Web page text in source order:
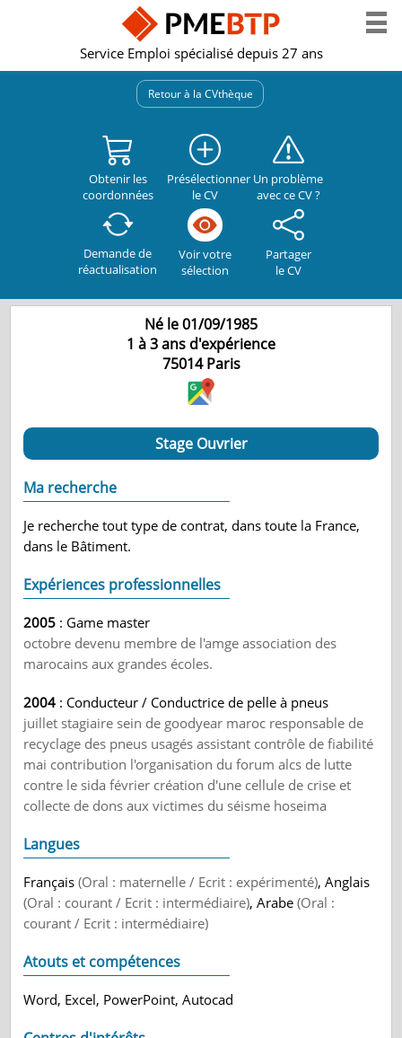
Service Emploi spécialisé depuis 27 ans
Retour à la CVthèque
Obtenir les
coordonnées
Présélectionner
le CV
Un problème
avec ce CV ?
Demande de
réactualisation
Voir votre
sélection
Partager
le CV
Né le 01/09/1985
1 à 3 ans d'expérience
75014 Paris
Stage Ouvrier
Ma recherche
Je recherche tout type de contrat, dans toute la France,
dans le Bâtiment.
Expériences professionnelles
2005 : Game master
octobre devenu membre de l'amge association des
marocains aux grandes écoles.
2004 : Conducteur / Conductrice de pelle à pneus
juillet stagiaire sein de goodyear maroc responsable de
recyclage des pneus usagés assistant contrôle de fiabilité
mai contribution l'organisation du forum alcs de lutte
contre le sida février création d'une cellule de crise et
collecte de dons aux victimes du séisme hoseima
Langues
Français(Oral : maternelle / Ecrit : expérimenté), Anglais
(Oral : courant / Ecrit : intermédiaire), Arabe(Oral :
courant / Ecrit : intermédiaire)
Atouts et compétences
Word, Excel, PowerPoint, Autocad